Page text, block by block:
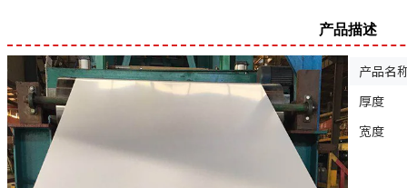
产品描述
产品名
厚度
宽度